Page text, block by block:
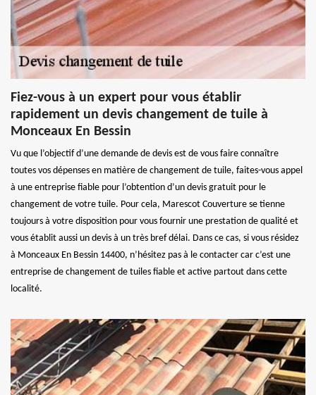
Fiez-vous à un expert pour vous établir
rapidement un devis changement de tuile à
Monceaux En Bessin
Vu que l’objectif d’une demande de devis est de vous faire connaître
toutes vos dépenses en matière de changement de tuile, faites-vous appel
à une entreprise fiable pour l’obtention d’un devis gratuit pour le
changement de votre tuile. Pour cela, Marescot Couverture se tienne
toujours à votre disposition pour vous fournir une prestation de qualité et
vous établit aussi un devis à un très bref délai. Dans ce cas, si vous résidez
à Monceaux En Bessin 14400, n’hésitez pas à le contacter car c’est une
entreprise de changement de tuiles fiable et active partout dans cette
localité.